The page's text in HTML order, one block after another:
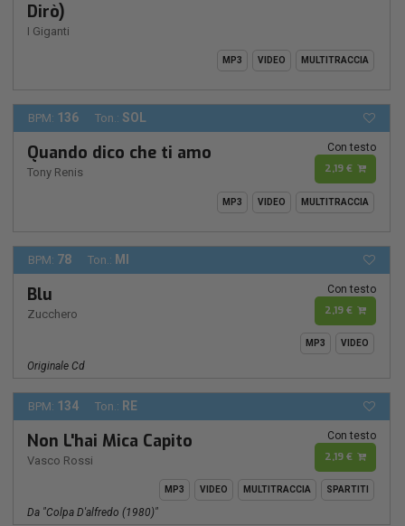
Dirò)
I Giganti
MP3 VIDEO MULTITRACCIA
BPM: 136 Ton.: SOL
Quando dico che ti amo
Tony Renis
Con testo
2,19 €
MP3 VIDEO MULTITRACCIA
BPM: 78 Ton.: MI
Blu
Zucchero
Con testo
2,19 €
MP3 VIDEO
Originale Cd
BPM: 134 Ton.: RE
Non L'hai Mica Capito
Vasco Rossi
Con testo
2,19 €
MP3 VIDEO MULTITRACCIA SPARTITI
Da "colpa D'alfredo (1980)"